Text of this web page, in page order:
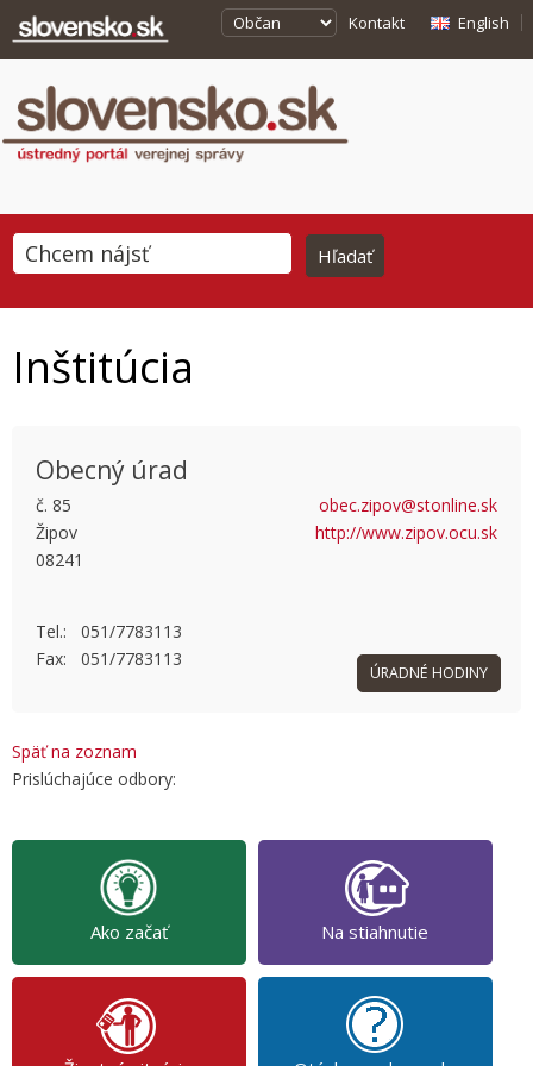
Kontakt English
Inštitúcia
This page can't load Google Maps correctly.
Obecný úrad
č. 85
Žipov
08241
obec.zipov@stonline.sk
http://www.zipov.ocu.sk
Tel.: 051/7783113
Fax: 051/7783113
ÚRADNÉ HODINY
Späť na zoznam
Prislúchajúce odbory:
Ako začať Na stiahnutie